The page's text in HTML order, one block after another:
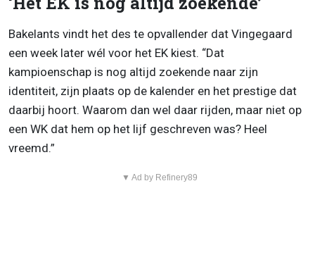
Bakelants vindt het des te opvallender dat Vingegaard
een week later wél voor het EK kiest. “Dat
kampioenschap is nog altijd zoekende naar zijn
identiteit, zijn plaats op de kalender en het prestige dat
daarbij hoort. Waarom dan wel daar rijden, maar niet op
een WK dat hem op het lijf geschreven was? Heel
vreemd.”
▼ Ad by Refinery89